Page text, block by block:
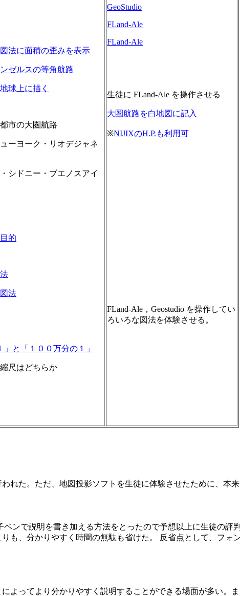
法に面積の歪みを表示
ゼルスの等角航路
球上に描く
市の大圏航路
ーヨーク・リオデジャネ
シドニー・ブエノスアイ
的
法
」と「１００万分の１」
はどちらか
GeoStudio
FLand-Ale
FLand-Ale
生徒に FLand-Ale を操作させる
大圏航路を白地図に記入
※NIJIXのH.P.も利用可
FLand-Ale，Geostudio を操作してい
ろいろな図法を体験させる。
れた。ただ、地図投影ソフトを生徒に体験させたために、本
ンで説明を書き加える方法をとったので予想以上に生徒の評
も、分かりやすく時間の無駄も省けた。 反省点として、フ
よってより分かりやすく説明することができる場面が多い。